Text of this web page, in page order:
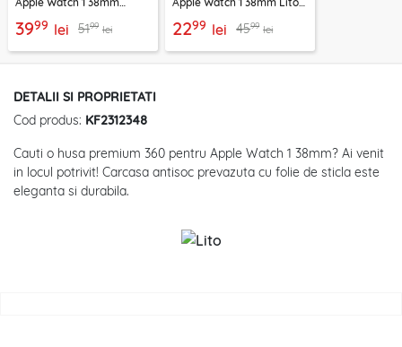
3999 lei 5199 lei 2299 lei 4599 lei
DETALII SI PROPRIETATI
Cod produs: KF2312348
Cauti o husa premium 360 pentru Apple Watch 1 38mm? Ai venit
in locul potrivit! Carcasa antisoc prevazuta cu folie de sticla este
eleganta si durabila.